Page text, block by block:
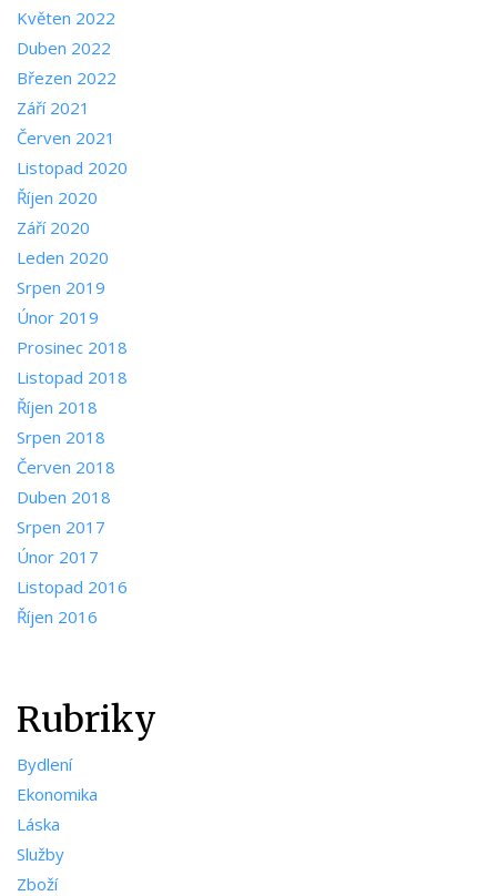
Květen 2022
Duben 2022
Březen 2022
Září 2021
Červen 2021
Listopad 2020
Říjen 2020
Září 2020
Leden 2020
Srpen 2019
Únor 2019
Prosinec 2018
Listopad 2018
Říjen 2018
Srpen 2018
Červen 2018
Duben 2018
Srpen 2017
Únor 2017
Listopad 2016
Říjen 2016
Rubriky
Bydlení
Ekonomika
Láska
Služby
Zboží